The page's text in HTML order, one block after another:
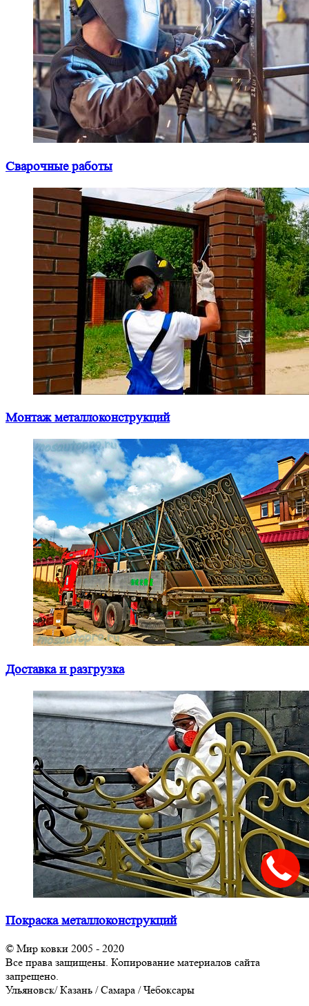
Сварочные работы
Монтаж металлоконструкций
Доставка и разгрузка
Покраска металлоконструкций
© Мир ковки 2005 - 2020
Все права защищены. Копирование материалов сайта
запрещено.
Ульяновск/ Казань / Самара / Чебоксары